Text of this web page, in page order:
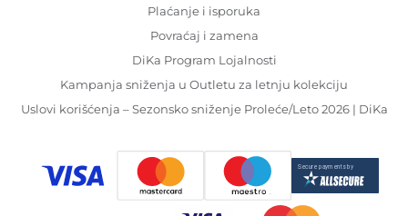
Plaćanje i isporuka
Povraćaj i zamena
DiKa Program Lojalnosti
Kampanja sniženja u Outletu za letnju kolekciju
Uslovi korišćenja – Sezonsko sniženje Proleće/Leto 2026 | DiKa